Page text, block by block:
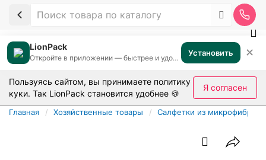
LionPack
Откройте в приложении — быстрее и удобнее Установить ✕
Пользуясь сайтом, вы принимаете политику
куки. Так LionPack становится удобнее 🍪
Я согласен
Главная Хозяйственные товары Салфетки из микрофибры